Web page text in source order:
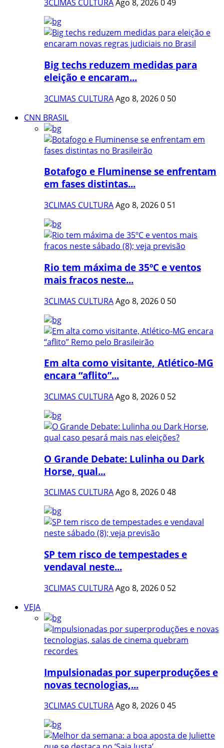
3CLIMAS CULTURAAgo 8, 2026049
Big techs reduzem medidas para
eleição e encaram...
3CLIMAS CULTURAAgo 8, 20260 50
CNN BRASIL
Botafogo e Fluminense se enfrentam
em fases distintas...
3CLIMAS CULTURAAgo 8, 20260 51
Rio tem máxima de 35ºC e ventos
mais fracos neste...
3CLIMAS CULTURAAgo 8, 20260 50
Em alta como visitante, Atlético-MG
encara “aflito”...
3CLIMAS CULTURAAgo 8, 20260 52
O Grande Debate: Lulinha ou Dark
Horse, qual...
3CLIMAS CULTURAAgo 8, 2026048
SP tem risco de tempestades e
vendaval neste...
3CLIMAS CULTURAAgo 8, 20260 52
VEJA
Impulsionadas por superproduções e
novas tecnologias,...
3CLIMAS CULTURAAgo 8, 2026045